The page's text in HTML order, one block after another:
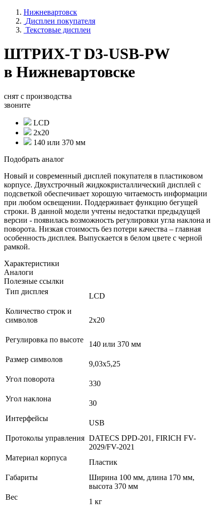
Нижневартовск
Дисплеи покупателя
Текстовые дисплеи
ШТРИХ-T D3-USB-PW
в Нижневартовске
снят с производства
звоните
LCD
2х20
140 или 370 мм
Подобрать аналог
Новый и современный дисплей покупателя в пластиковом
корпусе. Двухстрочный жидкокристаллический дисплей с
подсветкой обеспечивает хорошую читаемость информации
при любом освещении. Поддерживает функцию бегущей
строки. В данной модели учтены недостатки предыдущей
версии - появилась возможность регулировки угла наклона и
поворота. Низкая стоимость без потери качества – главная
особенность дисплея. Выпускается в белом цвете с черной
рамкой.
Характеристики
Аналоги
Полезные ссылки
Тип дисплея
LCD
Количество строк и
символов
2х20
Регулировка по высоте
140 или 370 мм
Размер символов
9,03х5,25
Угол поворота
330
Угол наклона
30
Интерфейсы
USB
Протоколы управления DATECS DPD-201, FIRICH FV-
2029/FV-2021
Материал корпуса
Пластик
Габариты
Ширина 100 мм, длина 170 мм,
высота 370 мм
Вес
1 кг